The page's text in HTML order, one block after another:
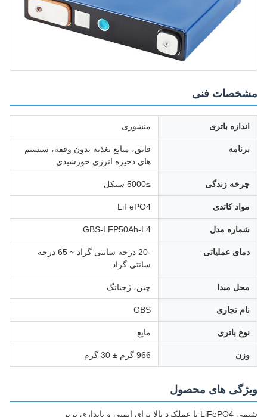
مشخصات فنی
اندازه باتری منشوری
برنامه
قایق، منابع تغذیه بدون وقفه، سیستم
های ذخیره انرژی خورشیدی
چرخه زندگی ≥5000 سیکل
مواد کاتدی LiFePO4
شماره مدل GBS-LFP50Ah-L4
دمای عملیاتی
-20 درجه سانتی گراد ~ 65 درجه
سانتی گراد
محل مبدا چین، ژجیانگ
نام تجاری GBS
نوع باتری مایع
وزن 966 گرم ± 30 گرم
ویژگی های محصول
شیمی LiFePO4 با عملکرد بالا برای ایمنی و پایداری برتر